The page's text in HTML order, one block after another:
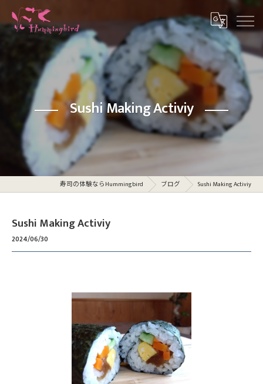
Sushi Making Activiy
寿司の体験ならHummingbird ブログ Sushi Making Activiy
Sushi Making Activiy
2024/06/30